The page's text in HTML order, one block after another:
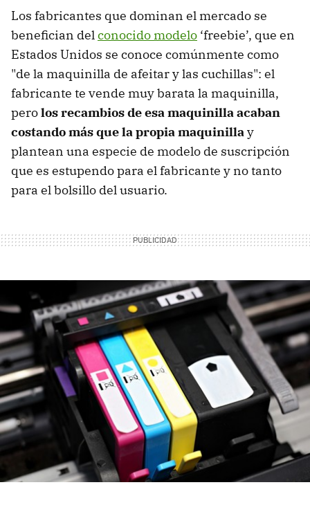
Los fabricantes que dominan el mercado se
benefician delconocido modelo ‘freebie’, que en
Estados Unidos se conoce comúnmente como
"de la maquinilla de afeitar y las cuchillas": el
fabricante te vende muy barata la maquinilla,
perolos recambios de esa maquinilla acaban
costando más que la propia maquinillay
plantean una especie de modelo de suscripción
que es estupendo para el fabricante y no tanto
para el bolsillo del usuario.